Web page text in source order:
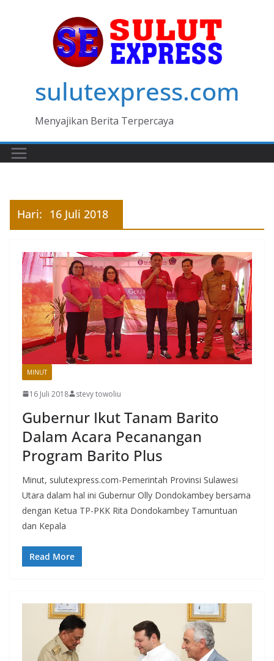
sulutexpress.com
Menyajikan Berita Terpercaya
Hari: 16 Juli 2018
MINUT
16 Juli 2018 stevy towoliu
Gubernur Ikut Tanam Barito
Dalam Acara Pecanangan
Program Barito Plus
Minut, sulutexpress.com-Pemerintah Provinsi Sulawesi
Utara dalam hal ini Gubernur Olly Dondokambey bersama
dengan Ketua TP-PKK Rita Dondokambey Tamuntuan
dan Kepala
Read More